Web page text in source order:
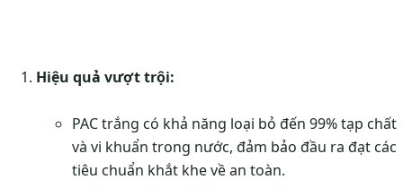
Hiệu quả vượt trội:
PAC trắng có khả năng loại bỏ đến 99% tạp chất
và vi khuẩn trong nước, đảm bảo đầu ra đạt các
tiêu chuẩn khắt khe về an toàn.